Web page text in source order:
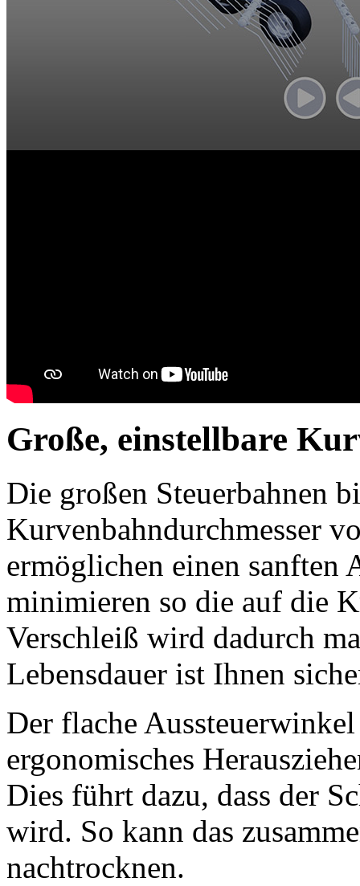
Große, einstellbare
Die großen Steuerbahnen
Kurvenbahndurchmesser
ermöglichen einen sanften
minimieren so die auf die
Verschleiß wird dadurch
Lebensdauer ist Ihnen
Der flache
ergonomisches
Dies führt dazu, dass der
wird. So kann das
nachtrocknen.